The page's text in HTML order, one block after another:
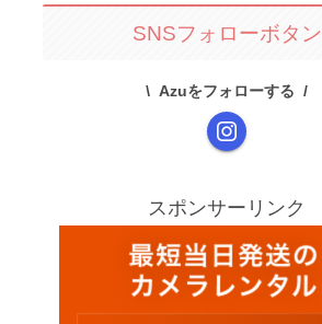
SNSフォローボタン
Azuをフォローする
スポンサーリンク